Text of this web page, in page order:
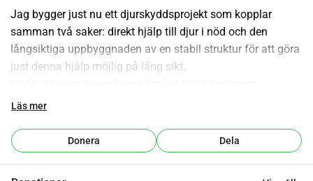
Jag bygger just nu ett djurskyddsprojekt som kopplar
samman två saker: direkt hjälp till djur i nöd och den
långsiktiga uppbyggnaden av en stabil struktur för att göra
just denna hjälp möjlig på lång sikt.
medveten om hur brådskande hjälpen behövs inte någon
organisation, kapacitet och resurser för att snabbt och
hållbart kunna hjälpa djur.
Läs mer
Donera Dela